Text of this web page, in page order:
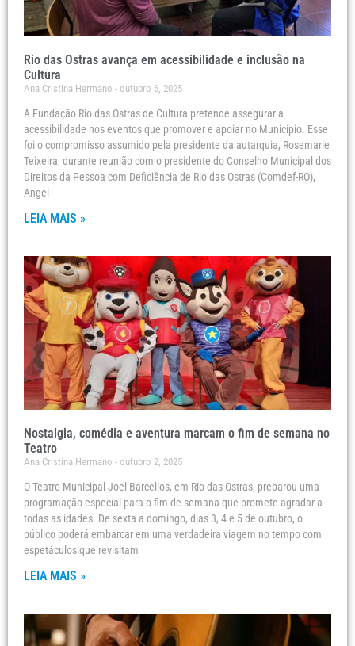
Rio das Ostras avança em acessibilidade e inclusão na
Cultura
Ana Cristina Hermano outubro 6, 2025
A Fundação Rio das Ostras de Cultura pretende assegurar a
acessibilidade nos eventos que promover e apoiar no Município. Esse
foi o compromisso assumido pela presidente da autarquia, Rosemarie
Teixeira, durante reunião com o presidente do Conselho Municipal dos
Direitos da Pessoa com Deficiência de Rio das Ostras (Comdef-RO),
Angel
LEIA MAIS »
Nostalgia, comédia e aventura marcam o fim de semana no
Teatro
Ana Cristina Hermano outubro 2, 2025
O Teatro Municipal Joel Barcellos, em Rio das Ostras, preparou uma
programação especial para o fim de semana que promete agradar a
todas as idades. De sexta a domingo, dias 3, 4 e 5 de outubro, o
público poderá embarcar em uma verdadeira viagem no tempo com
espetáculos que revisitam
LEIA MAIS »